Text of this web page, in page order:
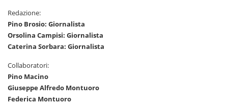
Redazione:
Pino Brosio: Giornalista
Orsolina Campisi: Giornalista
Caterina Sorbara: Giornalista
Collaboratori:
Pino Macino
Giuseppe Alfredo Montuoro
Federica Montuoro